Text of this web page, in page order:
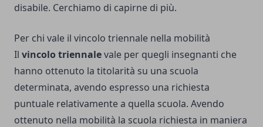
disabile. Cerchiamo di capirne di più.
Per chi vale il vincolo triennale nella mobilità
Il vincolo triennalevale per quegli insegnanti che
hanno ottenuto la titolarità su una scuola
determinata, avendo espresso una richiesta
puntuale relativamente a quella scuola. Avendo
ottenuto nella mobilità la scuola richiesta in maniera